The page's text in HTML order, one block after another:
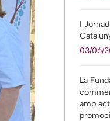
I
03/06/
La
amb